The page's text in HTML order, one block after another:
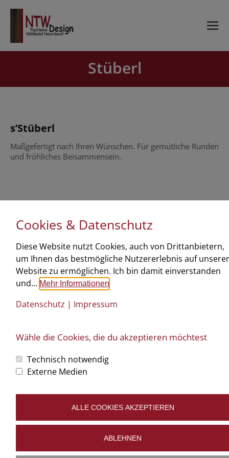
Sie befinden sich hier:
Stüberl
s’Stüberl
Maßgefertigt nach Ihren Wünschen. Für gemütliche Runden
und fröhliches Beisammensein.
art.waldsoft
Büro: Oberstrahlbach 116 | 3910 Zwettl | T: 02822 520 18 | tischlerei@ntw-
design.at
Impressum Datenschutz Cookies bearbeiten
Cookies & Datenschutz
Diese Website nutzt Cookies, auch von Drittanbietern,
um Ihnen das bestmögliche Nutzererlebnis auf unserer
Website zu ermöglichen. Ich bin damit einverstanden
und... Mehr Informationen
Datenschutz | Impressum
Wähle die Cookies, die du akzeptieren möchtest
Technisch notwendig
Externe Medien
ALLE COOKIES AKZEPTIEREN
ABLEHNEN